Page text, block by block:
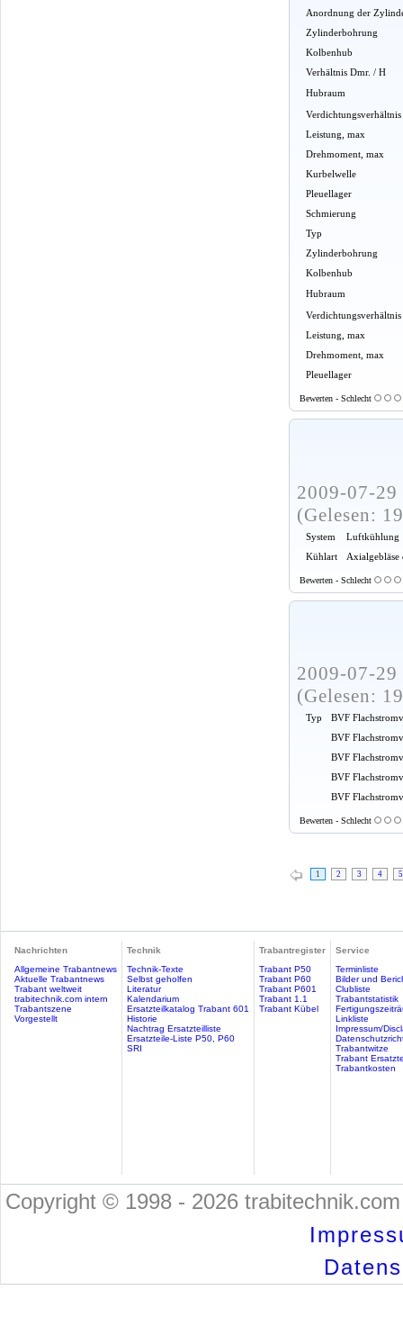
Anordnung der
Zylinderbohrung
Kolbenhub
Verhältnis Dmr. / H
Hubraum
Verdichtungsverhältnis
Leistung, max
Drehmoment, max
Kurbelwelle
Pleuellager
Schmierung
Typ
Zylinderbohrung
Kolbenhub
Hubraum
Verdichtungsverhältnis
Leistung, max
Drehmoment, max
Pleuellager
Bewerten - Schlecht
2009-07-
(Gelesen:
System
Luftkühlung
Kühlart
Bewerten - Schlecht
2009-07-
(Gelesen:
Typ
BVF
BVF
BVF
BVF
BVF
Bewerten - Schlecht
1 2 3 4 5
Nachrichten
Allgemeine Trabantnews
Aktuelle Trabantnews
Trabant weltweit
trabitechnik.com intern
Trabantszene
Vorgestellt
Technik
Technik-Texte
Selbst geholfen
Literatur
Kalendarium
Ersatzteilkatalog Trabant 601
Historie
Nachtrag Ersatzteilliste
Ersatzteile-Liste P50, P60
SRI
Trabantregister
Trabant P50
Trabant P60
Trabant P601
Trabant 1.1
Trabant Kübel
Service
Terminliste
Bilder und
Clubliste
Trabantstatistik
Linkliste
Impressum/
Trabantwitze
Trabant
Trabantkosten
Copyright © 1998 - 2026